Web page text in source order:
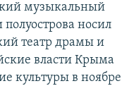
музыкальный
носил
театр драмы и
власти Крыма
культуры в ноябре